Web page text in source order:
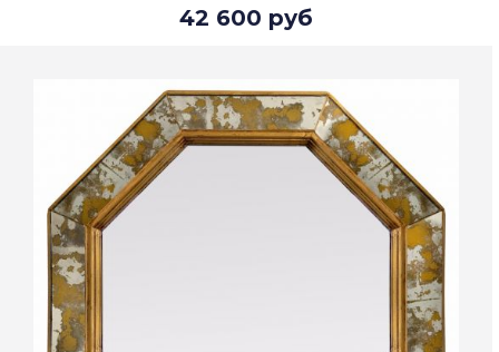
42 600 руб